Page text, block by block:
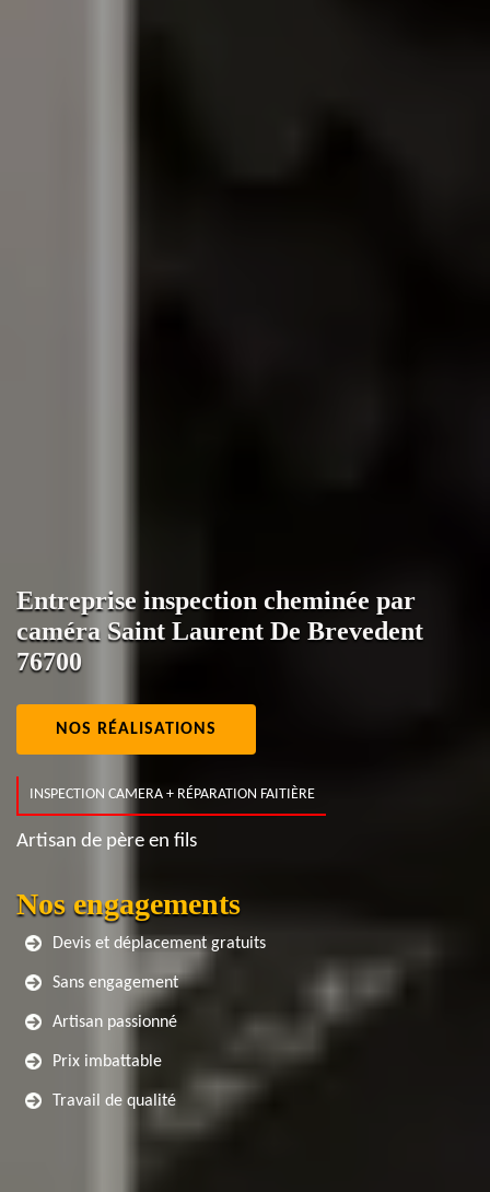
Entreprise inspection cheminée par
caméra Saint Laurent De Brevedent
76700
NOS RÉALISATIONS
INSPECTION CAMERA + RÉPARATION FAITIÈRE
Artisan de père en fils
Nos engagements
Devis et déplacement gratuits
Sans engagement
Artisan passionné
Prix imbattable
Travail de qualité